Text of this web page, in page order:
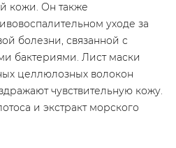
кожи. Он также
уходе за
болезни, связанной с
бактериями. Лист маски
целлюлозных волокон
чувствительную кожу.
и экстракт морского